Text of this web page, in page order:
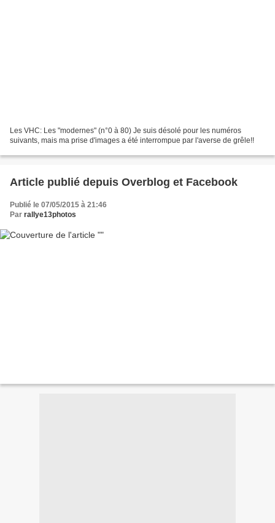
Les VHC: Les "modernes" (n°0 à 80) Je suis désolé pour les numéros
suivants, mais ma prise d'images a été interrompue par l'averse de grêle!!
Article publié depuis Overblog et Facebook
Publié le 07/05/2015 à 21:46
Par rallye13photos